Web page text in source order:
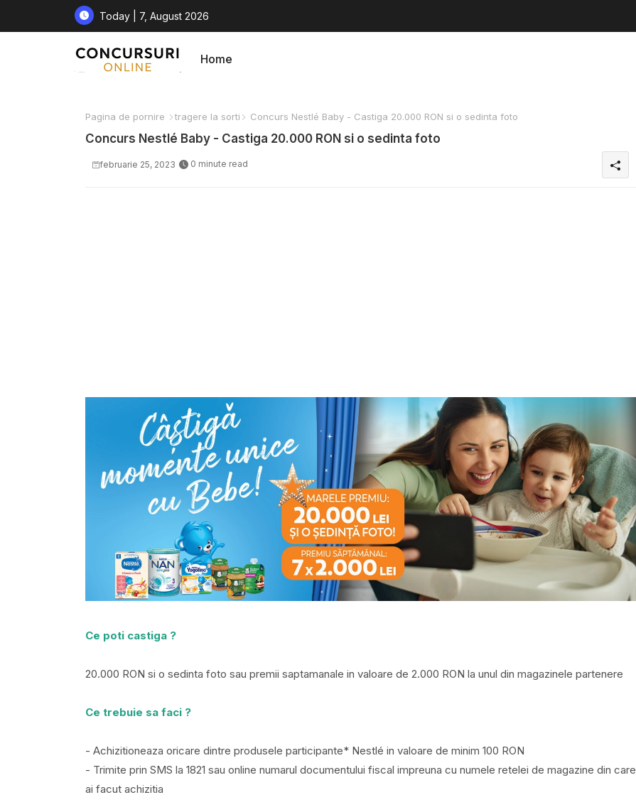
Today | 7, August 2026
Home
Pagina de pornire tragere la sorti Concurs Nestlé Baby - Castiga 20.000 RON si o sedinta foto
Concurs Nestlé Baby - Castiga 20.000 RON si o sedinta foto
februarie 25, 2023 0 minute read
Ce poti castiga ?
20.000 RON si o sedinta foto sau premii saptamanale in valoare de 2.000 RON la unul din magazinele partenere
Ce trebuie sa faci ?
- Achizitioneaza oricare dintre produsele participante* Nestlé in valoare de minim 100 RON
- Trimite prin SMS la 1821 sau online numarul documentului fiscal impreuna cu numele retelei de magazine din care
ai facut achizitia